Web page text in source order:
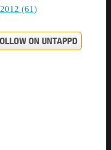
2012 (61)